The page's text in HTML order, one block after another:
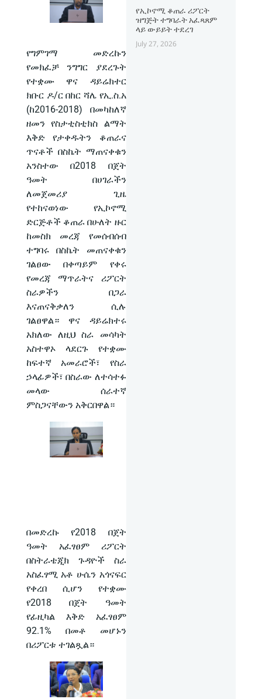
የግምገማ መድረኩን
የመክፈቻ ንግግር ያደረጉት
የተቋሙ ዋና ዳይሬክተር
ክቡር ዶ/ር በከር ሻሌ የኢ.ስ.አ
(ከ2016-2018) በመካከለኛ
ዘመን የስታቲስቲክስ ልማት
እቅድ የታቀዱትን ቆጠራና
ጥናቶች በስኬት ማጠናቀቁን
አንስተው በ2018 በጀት
ዓመት በሀገራችን
ለመጀመሪያ ጊዜ
የተከናወነው የኢኮኖሚ
ድርጅቶች ቆጠራ በሁለት ዙር
ከመስክ መረጃ የመሰብሰብ
ተግባሩ በስኬት መጠናቀቁን
ገልፀው በቀጣይም የቀሩ
የመረጃ ማጥራትና ሪፖርት
ስራዎችን በጋራ
እናጠናቅቃለን ሲሉ
ገልፀዋል። ዋና ዳይሬክተሩ
አክለው ለዚህ ስራ መሳካት
አስተዋኦ ላደርጉ የተቋሙ
ከፍተኛ አመራሮች፣ የስራ
ኃላፊዎች፣ በስራው ለተሳተፉ
መላው ሰራተኛ
ምስጋናቸውን አቅርበዋል።
በመድረኩ የ2018 በጀት
ዓመት አፈፃፀም ሪፖርት
በስትራቴጂክ ጉዳዮች ስራ
አስፈፃሚ አቶ ሁሴን አጎናፍር
የቀረበ ሲሆን የተቋሙ
የ2018 በጀት ዓመት
የፊዚካል እቅድ አፈፃፀም
92.1% በመቶ መሆኑን
በሪፖርቱ ተገልጿል።
የኢኮኖሚ ቆጠራ ሪፖርት
ዝግጅት ተግባራት አፈጻጸም
ላይ ውይይት ተደረገ
July 27, 2026